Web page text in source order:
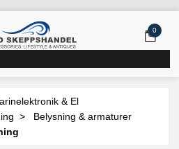
0
& El
Belysning & armaturer